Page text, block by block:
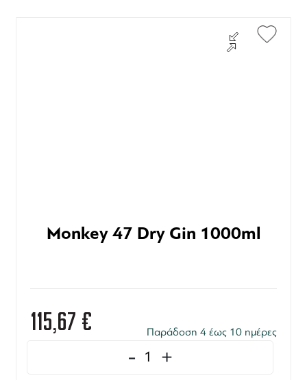
Monkey 47 Dry Gin 1000ml
115,67 € Παράδοση 4 έως 10 ημέρες
- +